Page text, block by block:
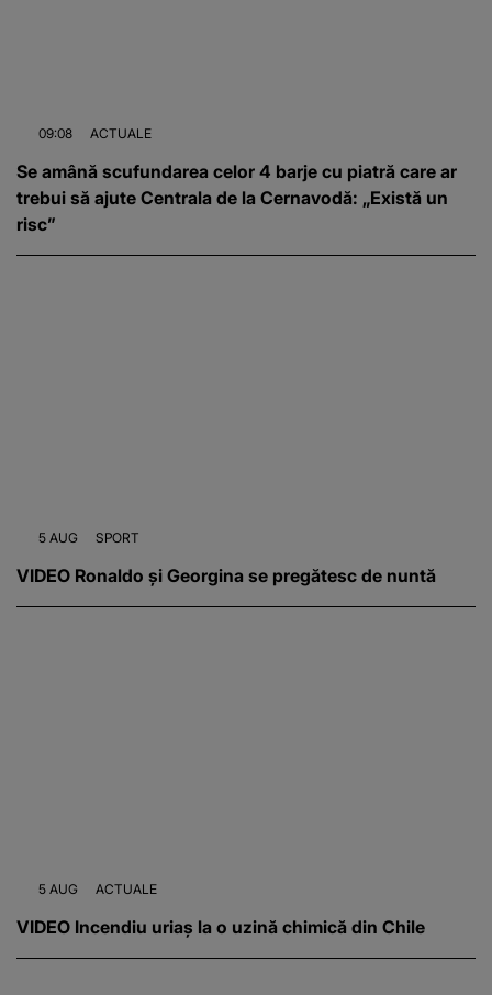
09:08 ACTUALE
Se amână scufundarea celor 4 barje cu piatră care ar
trebui să ajute Centrala de la Cernavodă: „Există un
risc”
5 AUG SPORT
VIDEO Ronaldo și Georgina se pregătesc de nuntă
5 AUG ACTUALE
VIDEO Incendiu uriaș la o uzină chimică din Chile